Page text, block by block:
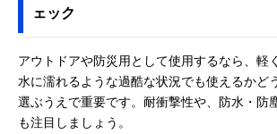
ェック
アウトドアや防災用として使用するなら、軽
水に濡れるような過酷な状況でも使えるかど
選ぶうえで重要です。耐衝撃性や、防水・防
も注目しましょう。